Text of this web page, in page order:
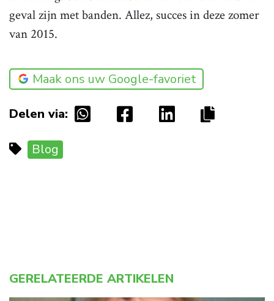
geval zijn met banden. Allez, succes in deze zomer
van 2015.
Maak ons uw Google-favoriet
Delen via:
Blog
GERELATEERDE ARTIKELEN